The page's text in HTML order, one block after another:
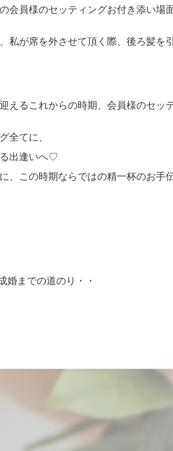
会員様のセッティングお付き添い場
私が席を外させて頂く際、後ろ髪
えるこれからの時期、会員様のセッ
全てに、
出逢いへ♡
、この時期ならではの精一杯のお手
までの道のり・・・...